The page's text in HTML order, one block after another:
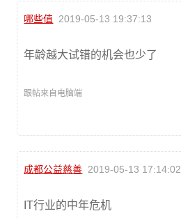
哪些值 2019-05-13 19:37:13
年龄越大试错的机会也少了
跟帖来自电脑端
成都公益慈善 2019-05-13 17:14:02
IT行业的中年危机